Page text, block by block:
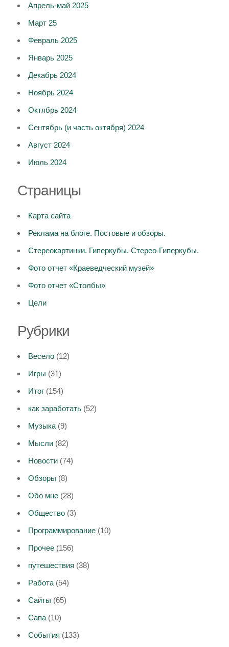
Апрель-май 2025
Март 25
Февраль 2025
Январь 2025
Декабрь 2024
Ноябрь 2024
Октябрь 2024
Сентябрь (и часть октября) 2024
Август 2024
Июль 2024
Страницы
Карта сайта
Реклама на блоге. Постовые и обзоры.
Стереокартинки. Гиперкубы. Стерео-Гиперкубы.
Фото отчет «Краеведческий музей»
Фото отчет «Столбы»
Цели
Рубрики
Весело(12)
Игры (31)
Итог(154)
как заработать(52)
Музыка(9)
Мысли(82)
Новости(74)
Обзоры (8)
Обо мне(28)
Общество(3)
Программирование(10)
Прочее(156)
путешествия (38)
Работа(54)
Сайты (65)
Сапа(10)
События (133)